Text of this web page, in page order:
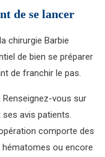
de se lancer
chirurgie Barbie
de bien se préparer
de franchir le pas.
Renseignez-vous sur
avis patients.
comporte des
ou encore